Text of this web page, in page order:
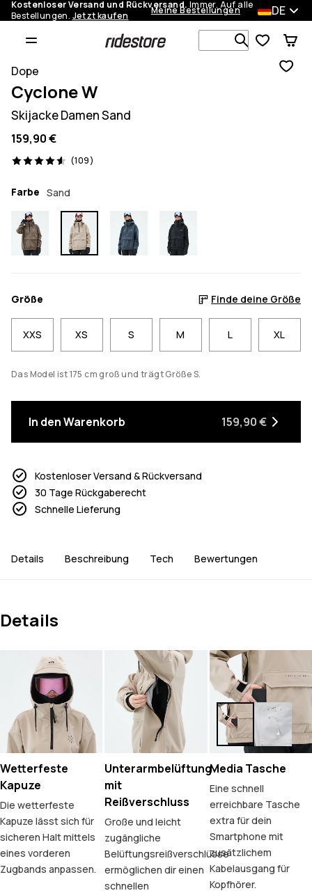
Kostenloser Versand und Rückversand. Immer. Auf alle
Bestellungen. Jetzt kaufen Meine Bestellungen DE
Dope
Cyclone W
Skijacke Damen Sand
159,90 €
(109)
109 Reviews, 4.6/5
Farbe Sand
Größe Finde deine Größe
XXS XS S M L XL
Das Model ist 175 cm groß und trägt Größe S.
In den Warenkorb 159,90 €
Kostenloser Versand & Rückversand
30 Tage Rückgaberecht
Schnelle Lieferung
Details Beschreibung Tech Bewertungen
Details
Wetterfeste
Kapuze
Die wetterfeste
Kapuze lässt sich für
sicheren Halt mittels
eines vorderen
Zugbands anpassen.
Unterarmbelüftung
mit
Reißverschluss
Große und leicht
zugängliche
Belüftungsreißverschlüsse
ermöglichen dir einen
schnellen
Media Tasche
Eine schnell
erreichbare Tasche
extra für dein
Smartphone mit
zusätzlichem
Kabelausgang für
Kopfhörer.